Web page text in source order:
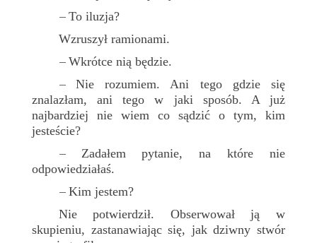
– To iluzja?
Wzruszył ramionami.
– Wkrótce nią będzie.
– Nie rozumiem. Ani tego gdzie się
znalazłam, ani tego w jaki sposób. A już
najbardziej nie wiem co sądzić o tym, kim
jesteście?
– Zadałem pytanie, na które nie
odpowiedziałaś.
– Kim jestem?
Nie potwierdził. Obserwował ją w
skupieniu, zastanawiając się, jak dziwny stwór